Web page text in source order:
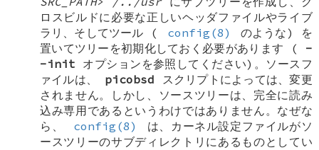
ロスビルドに必要な正しいヘッダファイルやライブ
ラリ、そしてツール (
config(8)
のような) を
置いてツリーを初期化しておく必要があります ( -
-init オプションを参照してください)。ソースフ
ァイルは、 picobsd スクリプトによっては、変更
されません。しかし、ソースツリーは、完全に読み
込み専用であるというわけではありません。なぜな
ら、
config(8)
は、カーネル設定ファイルがソ
ースツリーのサブディレクトリにあるものとしてい